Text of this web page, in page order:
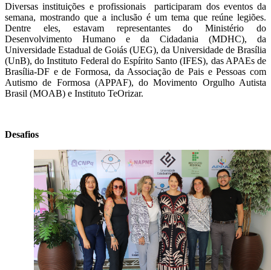
Diversas instituições e profissionais participaram dos eventos da
semana, mostrando que a inclusão é um tema que reúne legiões.
Dentre eles, estavam representantes do Ministério do
Desenvolvimento Humano e da Cidadania (MDHC), da
Universidade Estadual de Goiás (UEG), da Universidade de Brasília
(UnB), do Instituto Federal do Espírito Santo (IFES), das APAEs de
Brasília-DF e de Formosa, da Associação de Pais e Pessoas com
Autismo de Formosa (APPAF), do Movimento Orgulho Autista
Brasil (MOAB) e Instituto TeOrizar.
Desafios